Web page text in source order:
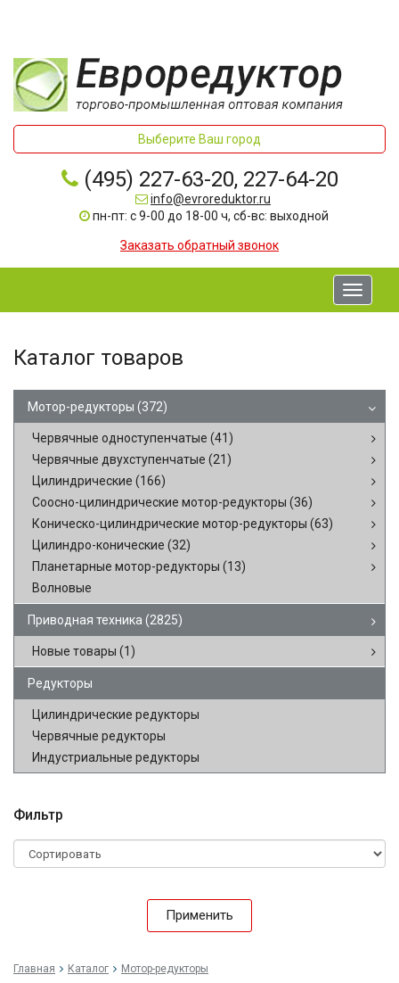
Выберите Ваш город
(495) 227-63-20, 227-64-20
info@evroreduktor.ru
пн-пт: с 9-00 до 18-00 ч, сб-вс: выходной
Заказать обратный звонок
Toggle
Каталог товаров
Мотор-редукторы (372)
Червячные одноступенчатые (41)
Червячные двухступенчатые (21)
Цилиндрические (166)
Соосно-цилиндрические мотор-редукторы (36)
Коническо-цилиндрические мотор-редукторы (63)
Цилиндро-конические (32)
Планетарные мотор-редукторы (13)
Волновые
Приводная техника (2825)
Новые товары (1)
Редукторы
Цилиндрические редукторы
Червячные редукторы
Индустриальные редукторы
Фильтр
Применить
Главная Каталог Мотор-редукторы